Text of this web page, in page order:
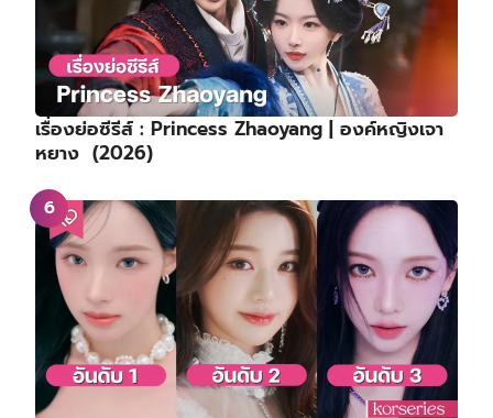
เรื่องย่อซีรีส์ : Princess Zhaoyang | องค์หญิงเจา
หยาง (2026)